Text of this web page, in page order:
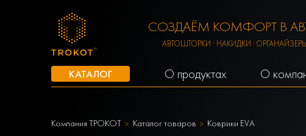
СОЗДАЁМ КОМФОРТ В
АВТОШТОРКИ · НАКИДКИ · ОРГАНАЙЗЕРЫ
КАТАЛОГ О продуктах О
Компания ТРОКОТ Каталог товаров Коврики EVA